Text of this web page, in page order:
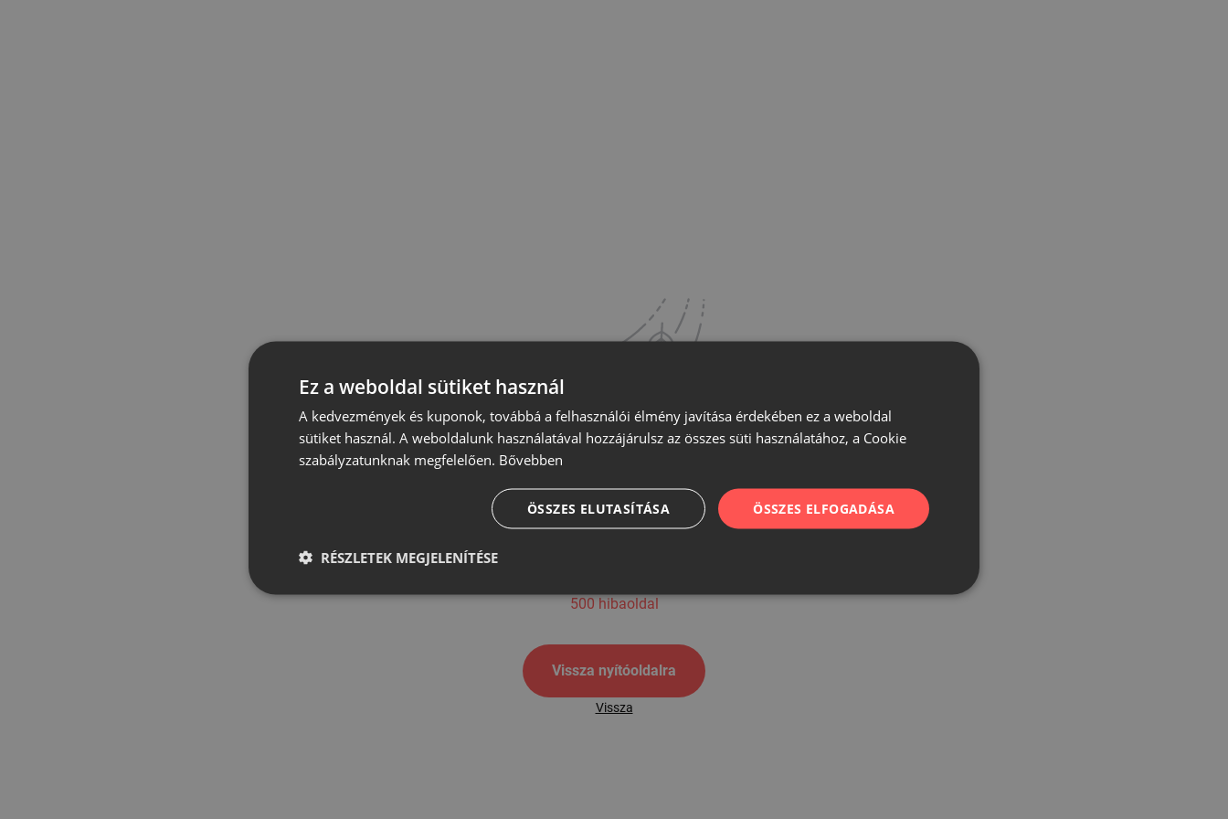
500
500 hibaoldal
Vissza nyítóoldalra
Vissza
Ez a weboldal sütiket használ
A kedvezmények és kuponok, továbbá a felhasználói élmény javítása érdekében ez a weboldal
sütiket használ. A weboldalunk használatával hozzájárulsz az összes süti használatához, a Cookie
szabályzatunknak megfelelően. Bővebben
ÖSSZES ELFOGADÁSA
ÖSSZES ELUTASÍTÁSA
RÉSZLETEK MEGJELENÍTÉSE